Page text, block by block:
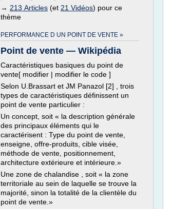
→ 213 Articles (et 21 Vidéos) pour ce
thème
PERFORMANCE D UN POINT DE VENTE »
Point de vente — Wikipédia
Caractéristiques basiques du point de
vente[ modifier | modifier le code ]
Selon U.Brassart et JM Panazol [2] , trois
types de caractéristiques définissent un
point de vente particulier :
Un concept, soit « la description générale
des principaux éléments qui le
caractérisent : Type du point de vente,
enseigne, offre-produits, cible visée,
méthode de vente, positionnement,
architecture extérieure et intérieure.»
Une zone de chalandise , soit « la zone
territoriale au sein de laquelle se trouve la
majorité, sinon la totalité de la clientèle du
point de vente.»